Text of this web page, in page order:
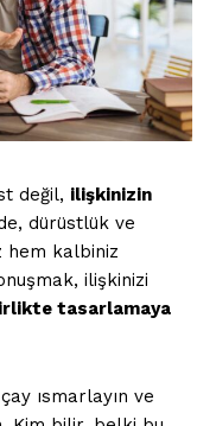
değil, ilişkinizin
dürüstlük ve
hem kalbiniz
ilişkinizi
tasarlamaya
ısmarlayın ve